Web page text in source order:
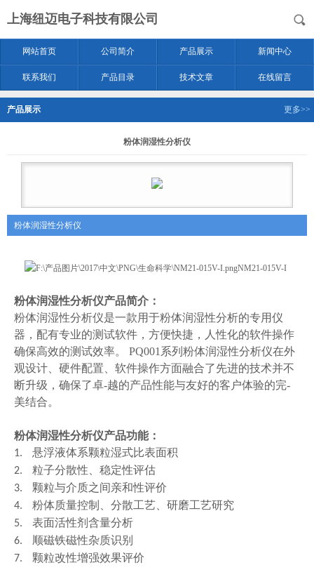
上海纽迈电子科技有限公司
网站首页 公司简介 产品展示 新闻中心
联系我们 产品目录 技术文章 在线留言
产品展示 更多>>
粉体润湿性分析仪
粉体润湿性分析仪
粉体润湿性分析仪产品简介：
粉体润湿性分析仪是一款用于粉体润湿性分析的专用仪
器，配有专业的测试软件，方便快捷，人性化的软件操作
确保高效的测试效率。 PQ001 系列粉体润湿性分析仪在外
观设计、硬件配置、软件操作方面融合了先进的技术并不
断升级，确保了卓-越的产品性能与友好的客户体验的完-
美结合。
粉体润湿性分析仪产品功能：
1. 悬浮液体系颗粒湿式比表面积
2. 粒子分散性、稳定性评估
3. 颗粒与介质之间亲和性评价
4. 粉体质量控制、分散工艺、研磨工艺研究
5. 表面活性剂含量分析
6. 顺磁铁磁性杂质识别
7. 颗粒改性增强效果评价